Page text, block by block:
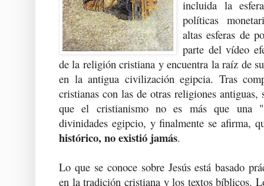
incluida la
políticas
altas esferas de
parte del vídeo
de la religión cristiana y encuentra la raíz de
en la antigua civilización egipcia. Tras
cristianas con las de otras religiones
que el cristianismo no es más que una
divinidades egipcio, y finalmente se afirma,
histórico, no existió jamás.
Lo que se conoce sobre Jesús está basado
en la tradición cristiana y los textos bíblicos.